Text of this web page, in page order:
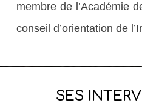
membre de l’Académie
conseil d’orientation de
SES